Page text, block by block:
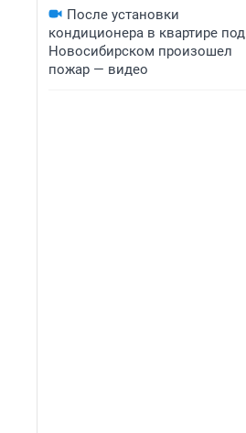
После установки
кондиционера в квартире под
Новосибирском произошел
пожар — видео